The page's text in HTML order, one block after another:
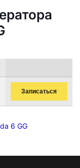
Записаться
6 GG